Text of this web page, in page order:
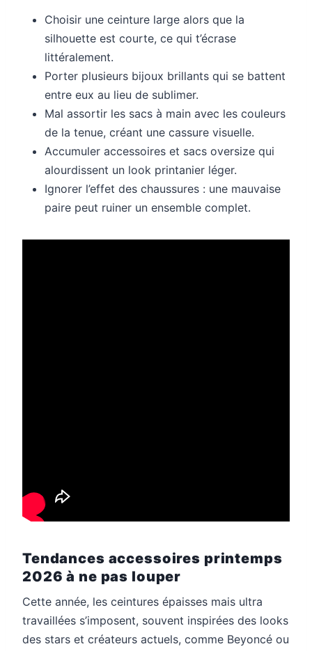
Choisir une ceinture large alors que la
silhouette est courte, ce qui t’écrase
littéralement.
Porter plusieurs bijoux brillants qui se battent
entre eux au lieu de sublimer.
Mal assortir les sacs à main avec les couleurs
de la tenue, créant une cassure visuelle.
Accumuler accessoires et sacs oversize qui
alourdissent un look printanier léger.
Ignorer l’effet des chaussures : une mauvaise
paire peut ruiner un ensemble complet.
Tendances accessoires printemps
2026 à ne pas louper
Cette année, les ceintures épaisses mais ultra
travaillées s’imposent, souvent inspirées des looks
des stars et créateurs actuels, comme Beyoncé ou